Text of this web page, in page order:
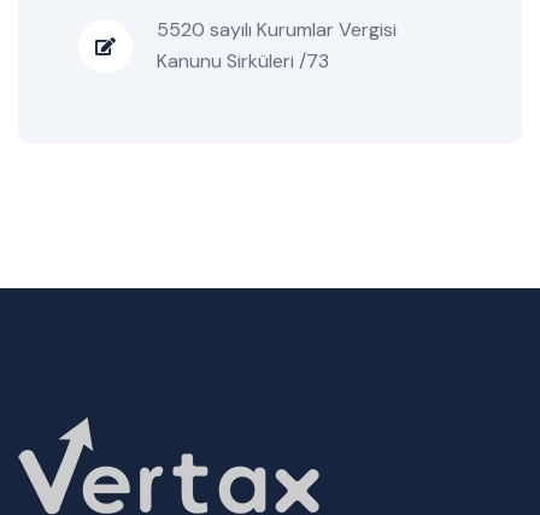
5520 sayılı Kurumlar Vergisi
Kanunu Sirküleri /73